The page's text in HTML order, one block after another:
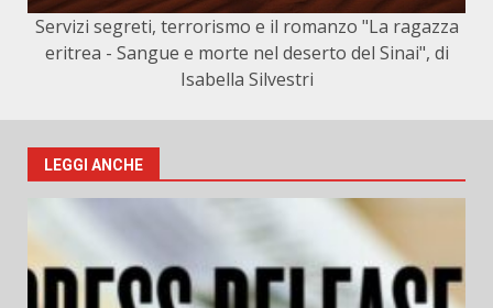
Servizi segreti, terrorismo e il romanzo "La ragazza
eritrea - Sangue e morte nel deserto del Sinai", di
Isabella Silvestri
LEGGI ANCHE